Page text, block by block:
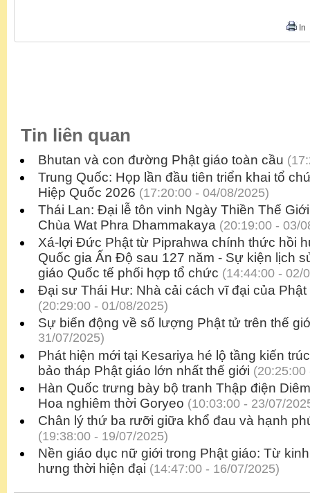
In
Tin liên quan
Bhutan và con đường Phật giáo toàn cầu
Trung Quốc: Họp lần đầu tiên triển khai tổ
Hiệp Quốc 2026 (17:20:00 - 04/08/2025)
Thái Lan: Đại lễ tôn vinh Ngày Thiền Thế
Chùa Wat Phra Dhammakaya (20:19:00 - 03/
Xá-lợi Đức Phật từ Piprahwa chính thức hồi
Quốc gia Ấn Độ sau 127 năm - Sự kiện lịch
giáo Quốc tế phối hợp tổ chức (14:44:00 - 02/
Đại sư Thái Hư: Nhà cải cách vĩ đại của Phật
(20:29:00 - 01/08/2025)
Sự biến động về số lượng Phật tử trên thế
31/07/2025)
Phát hiện mới tại Kesariya hé lộ tầng kiến
bảo tháp Phật giáo lớn nhất thế giới (20:25:00
Hàn Quốc trưng bày bộ tranh Thập điện
Hoa nghiêm thời Goryeo (10:03:00 - 23/07/
Chân lý thứ ba rưỡi giữa khổ đau và hạnh
(19:38:00 - 19/07/2025)
Nền giáo dục nữ giới trong Phật giáo: Từ
hưng thời hiện đại (14:47:00 - 16/07/2025)